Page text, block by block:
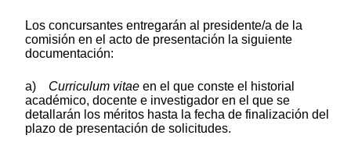
Los concursantes entregarán al presidente/a de la
comisión en el acto de presentación la siguiente
documentación:
a) Curriculum vitae en el que conste el historial
académico, docente e investigador en el que se
detallarán los méritos hasta la fecha de finalización del
plazo de presentación de solicitudes.